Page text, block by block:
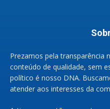
Prezamos pela transparência
conteúdo de qualidade, sem
político é nosso DNA.
atender aos interesses da